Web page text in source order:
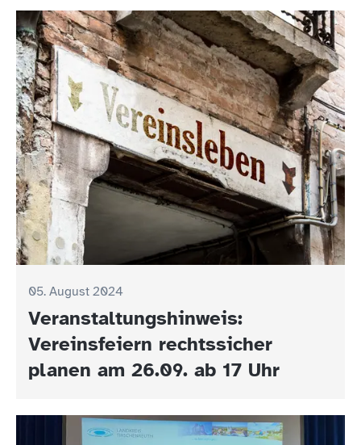
05. August 2024
Veranstaltungshinweis:
Vereinsfeiern rechtssicher
planen am 26.09. ab 17 Uhr